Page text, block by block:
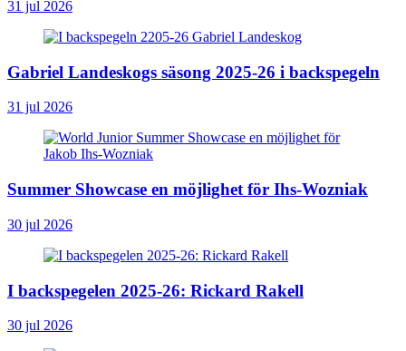
31 jul 2026
Gabriel Landeskogs säsong 2025-26 i backspegeln
31 jul 2026
Summer Showcase en möjlighet för Ihs-Wozniak
30 jul 2026
I backspegelen 2025-26: Rickard Rakell
30 jul 2026